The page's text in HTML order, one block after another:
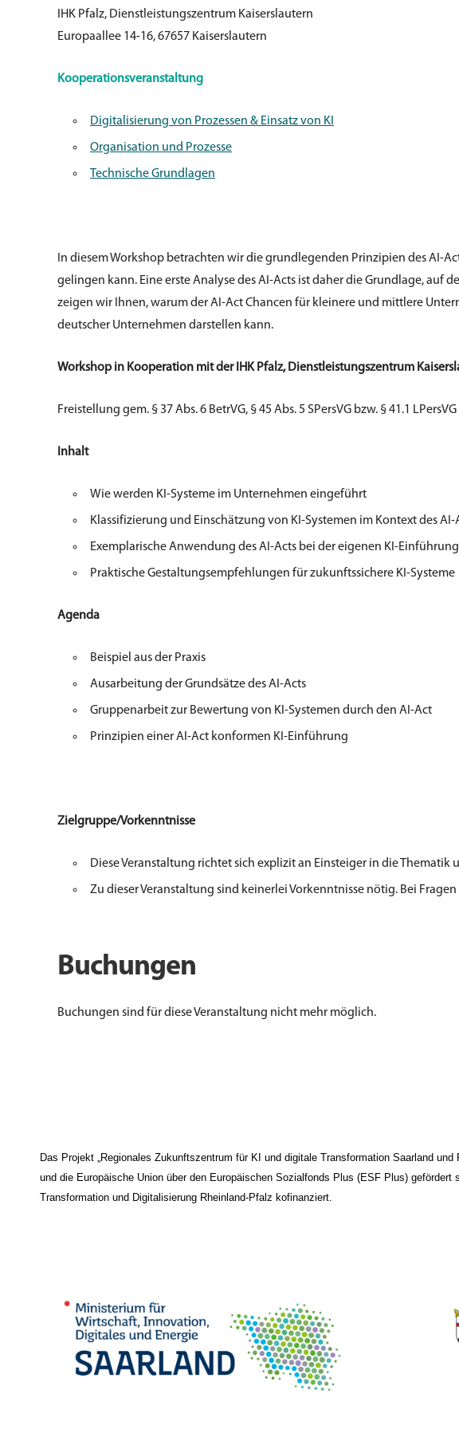
IHK Pfalz, Dienstleistungszentrum Kaiserslautern
Europaallee 14-16, 67657 Kaiserslautern
Kooperationsveranstaltung
Digitalisierung von Prozessen & Einsatz von KI
Organisation und Prozesse
Technische Grundlagen
In diesem Workshop betrachten wir die grundlegenden Prinzipien des AI-
gelingen kann. Eine erste Analyse des AI-Acts ist daher die Grundlage, auf
zeigen wir Ihnen, warum der AI-Act Chancen für kleinere und mittlere
deutscher Unternehmen darstellen kann.
Workshop in Kooperation mit der IHK Pfalz, Dienstleistungszentrum
Freistellung gem. § 37 Abs. 6 BetrVG, § 45 Abs. 5 SPersVG bzw. § 41.1 LPersVG
Inhalt
Wie werden KI-Systeme im Unternehmen eingeführt
Klassifizierung und Einschätzung von KI-Systemen im Kontext des AI-
Exemplarische Anwendung des AI-Acts bei der eigenen KI-Einführung
Praktische Gestaltungsempfehlungen für zukunftssichere KI-Systeme
Agenda
Beispiel aus der Praxis
Ausarbeitung der Grundsätze des AI-Acts
Gruppenarbeit zur Bewertung von KI-Systemen durch den AI-Act
Prinzipien einer AI-Act konformen KI-Einführung
Zielgruppe/Vorkenntnisse​
Diese Veranstaltung richtet sich explizit an Einsteiger in die Thematik
Zu dieser Veranstaltung sind keinerlei Vorkenntnisse nötig. Bei
Buchungen
Buchungen sind für diese Veranstaltung nicht mehr möglich.
Das Projekt „Regionales Zukunftszentrum für KI und digitale Transformation Saarland
und die Europäische Union über den Europäischen Sozialfonds Plus (ESF Plus)
Transformation und Digitalisierung Rheinland-Pfalz kofinanziert.